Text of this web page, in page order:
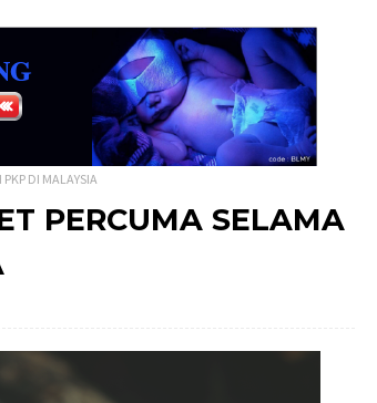
DI MALAYSIA
PERCUMA SELAMA